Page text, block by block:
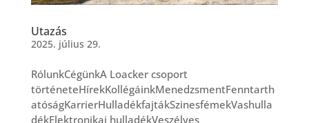
Utazás
2025. július 29.
RólunkCégünkA Loacker csoport
történeteHírekKollégáinkMenedzsmentFenntarth
atóságKarrierHulladékfajtákSzinesfémekVashulla
dékElektronikai hulladékVeszélyes